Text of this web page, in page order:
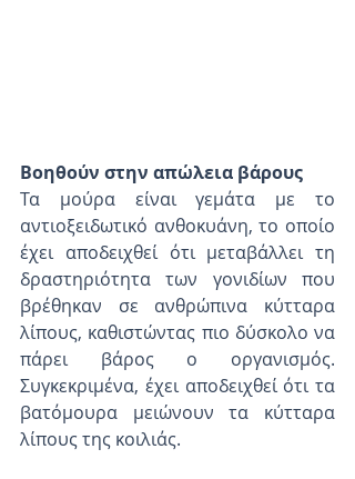
Βοηθούν στην απώλεια βάρους
Τα μούρα είναι γεμάτα με το
αντιοξειδωτικό ανθοκυάνη, το οποίο
έχει αποδειχθεί ότι μεταβάλλει τη
δραστηριότητα των γονιδίων που
βρέθηκαν σε ανθρώπινα κύτταρα
λίπους, καθιστώντας πιο δύσκολο να
πάρει βάρος ο οργανισμός.
Συγκεκριμένα, έχει αποδειχθεί ότι τα
βατόμουρα μειώνουν τα κύτταρα
λίπους της κοιλιάς.